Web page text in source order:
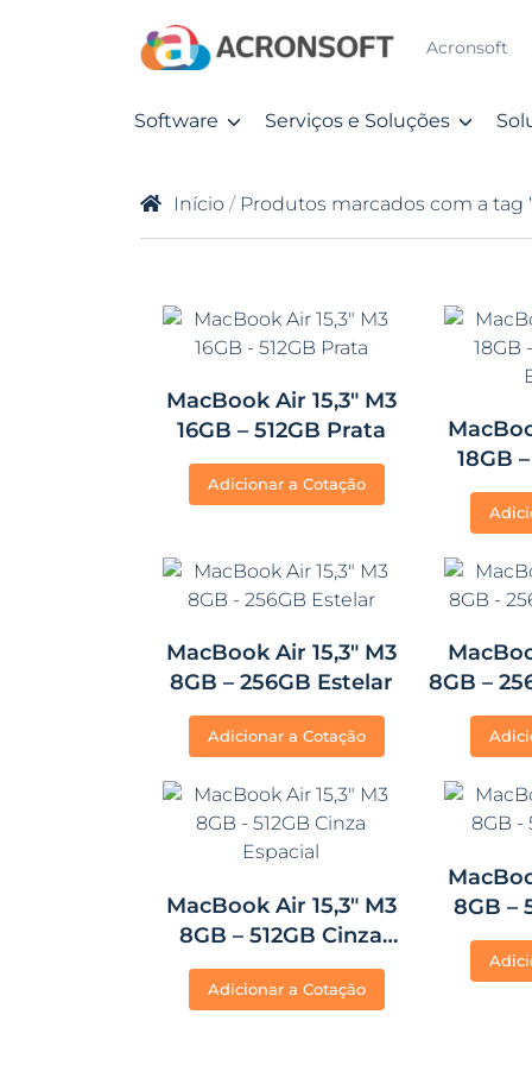
Acronsoft
Software Serviços e Soluções
Início / Produtos marcados com a tag
MacBook Air 15,3″ M3
16GB – 512GB Prata
Adicionar a Cotação
18GB
MacBook Air 15,3″ M3
8GB – 256GB Estelar
Adicionar a Cotação
8GB –
MacBook Air 15,3″ M3
8GB – 512GB Cinza
Espacial
Adicionar a Cotação
8GB –